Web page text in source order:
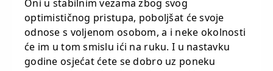
Oni u stabilnim vezama zbog svog
optimističnog pristupa, poboljšat će svoje
odnose s voljenom osobom, a i neke okolnosti
će im u tom smislu ići na ruku. I u nastavku
godine osjećat ćete se dobro uz poneku